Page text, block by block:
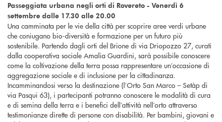
Passeggiata urbana negli orti di Rovereto - Venerdì 6
settembre dalle 17.30 alle 20.00
Una camminata per le vie della città per scoprire aree verdi urbane
che coniugano bio-diversità e formazione per un futuro più
sostenibile. Partendo dagli orti del Brione di via Driopozzo 27, curati
dalla cooperativa sociale Amalia Guardini, sarà possibile conoscere
come la coltivazione della terra possa rappresentare un’occasione di
aggregazione sociale e di inclusione per la cittadinanza.
Incamminandosi verso la destinazione (l’Orto San Marco – Setàp di
via Pasqui 63), i partecipanti potranno conoscere le modalità di cura
e di semina della terra e i benefici dell’attività nell’orto attraverso
testimonianze dirette di persone con disabilità. Per bambini, giovani e